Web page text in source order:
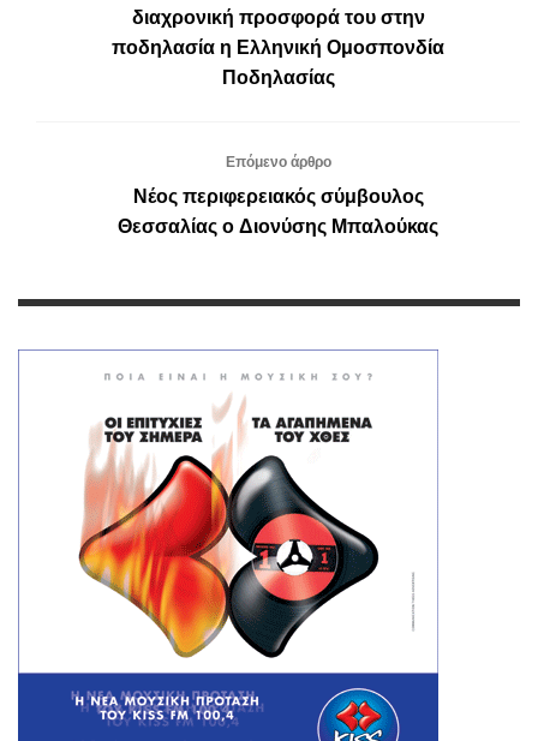
διαχρονική προσφορά του στην
ποδηλασία η Ελληνική Ομοσπονδία
Ποδηλασίας
Επόμενο άρθρο
Νέος περιφερειακός σύμβουλος
Θεσσαλίας o Διονύσης Μπαλούκας